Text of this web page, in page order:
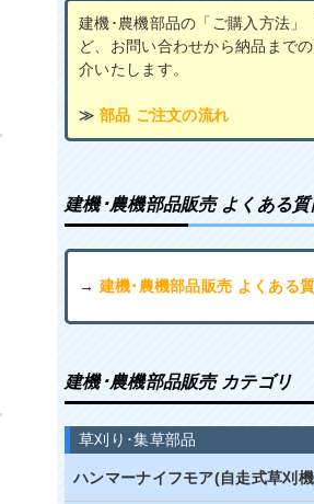
建機･農機部品の「ご購入方法」
ど、お問い合わせから納品まで
介いたします。
≫ 部品 ご注文の流れ
建機･農機部品販売 よくある質
→ 建機･農機部品販売 よくある
建機･農機部品販売 カテゴリ
草刈り･集草部品
ハンマーナイフモア(自走式草刈